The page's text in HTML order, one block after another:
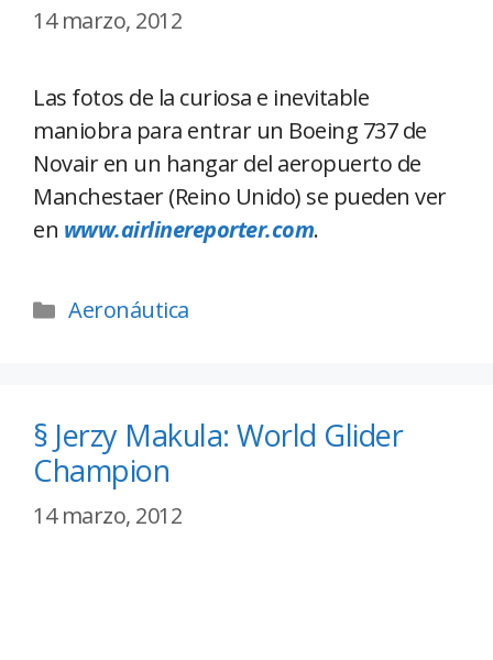
14 marzo, 2012
Las fotos de la curiosa e inevitable
maniobra para entrar un Boeing 737 de
Novair en un hangar del aeropuerto de
Manchestaer (Reino Unido) se pueden ver
en www.airlinereporter.com.
Aeronáutica
§ Jerzy Makula: World Glider
Champion
14 marzo, 2012